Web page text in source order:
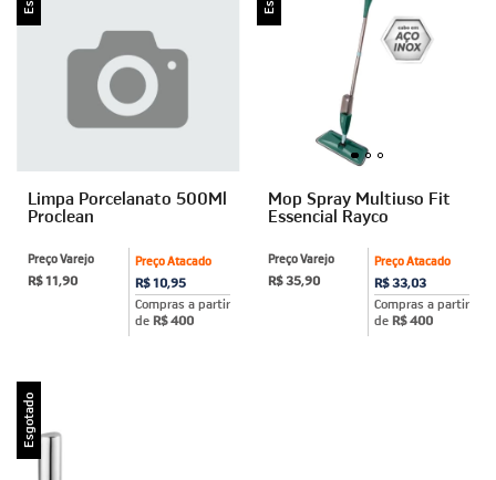
Limpa Porcelanato 500Ml
Proclean
Preço Atacado
R$ 10,95
Compras a partir
de R$ 400
Preço Varejo
R$ 11,90
Mop Spray Multiuso Fit
Essencial Rayco
Preço Atacado
R$ 33,03
Compras a partir
de R$ 400
Preço Varejo
R$ 35,90
Esgotado